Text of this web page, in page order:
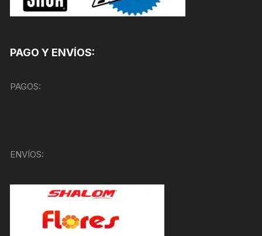
PAGO Y ENVÍOS:
PAGOS:
ENVÍOS: